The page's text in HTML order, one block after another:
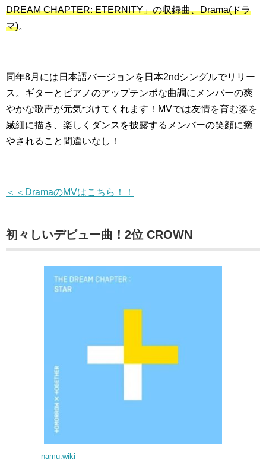
DREAM CHAPTER: ETERNITY」の収録曲、Drama(ドラ
マ)。
同年8月には日本語バージョンを日本2ndシングルでリリー
ス。ギターとピアノのアップテンポな曲調にメンバーの爽
やかな歌声が元気づけてくれます！MVでは友情を育む姿を
繊細に描き、楽しくダンスを披露するメンバーの笑顔に癒
やされること間違いなし！
＜＜DramaのMVはこちら！！
初々しいデビュー曲！2位 CROWN
namu.wiki